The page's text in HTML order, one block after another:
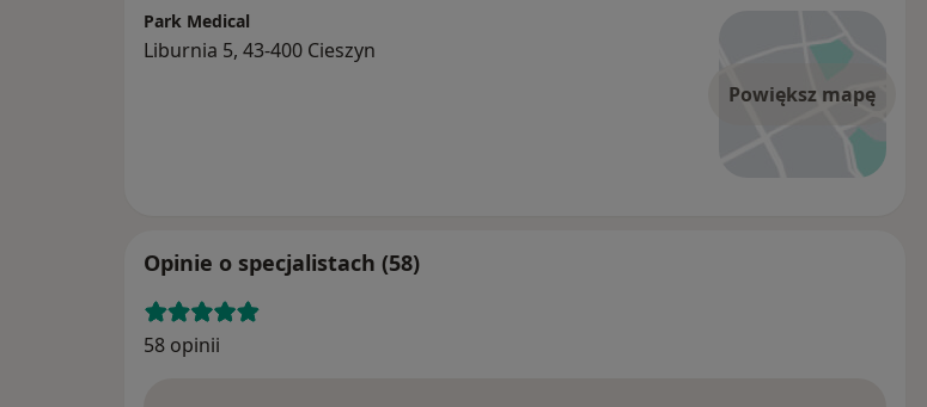
Powiększ mapę
Park Medical
Liburnia 5, 43-400 Cieszyn
Opinie o specjalistach (58)
58 opinii